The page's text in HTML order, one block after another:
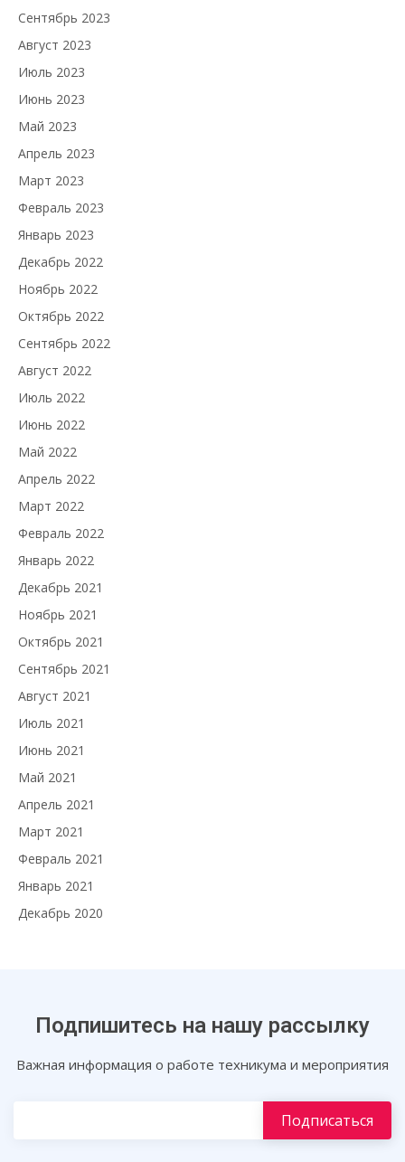
Сентябрь 2023
Август 2023
Июль 2023
Июнь 2023
Май 2023
Апрель 2023
Март 2023
Февраль 2023
Январь 2023
Декабрь 2022
Ноябрь 2022
Октябрь 2022
Сентябрь 2022
Август 2022
Июль 2022
Июнь 2022
Май 2022
Апрель 2022
Март 2022
Февраль 2022
Январь 2022
Декабрь 2021
Ноябрь 2021
Октябрь 2021
Сентябрь 2021
Август 2021
Июль 2021
Июнь 2021
Май 2021
Апрель 2021
Март 2021
Февраль 2021
Январь 2021
Декабрь 2020
Подпишитесь на нашу рассылку
Важная информация о работе техникума и мероприятия